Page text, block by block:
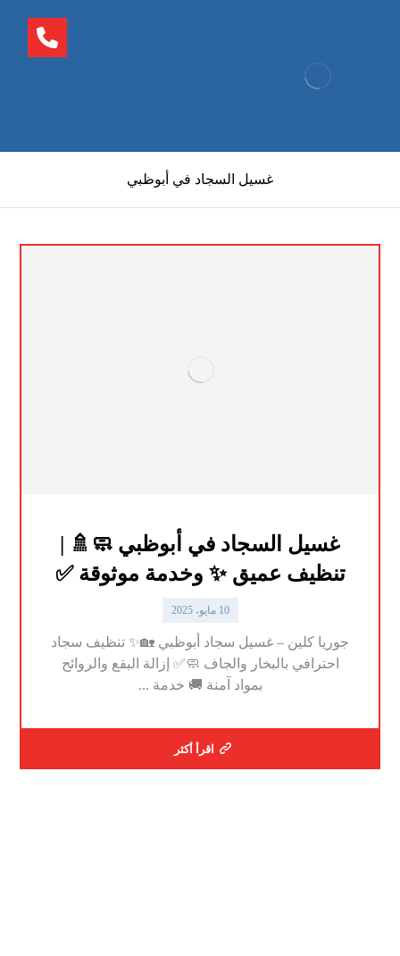
غسيل السجاد في أبوظبي
غسيل السجاد في أبوظبي 🧼🚿 |
تنظيف عميق ✨ وخدمة موثوقة ✅
10 مايو، 2025
جوريا كلين – غسيل سجاد أبوظبي 🏡✨ تنظيف سجاد
احترافي بالبخار والجاف 🧼✅ إزالة البقع والروائح
بمواد آمنة 🚚 خدمة ...
اقرأ أكثر